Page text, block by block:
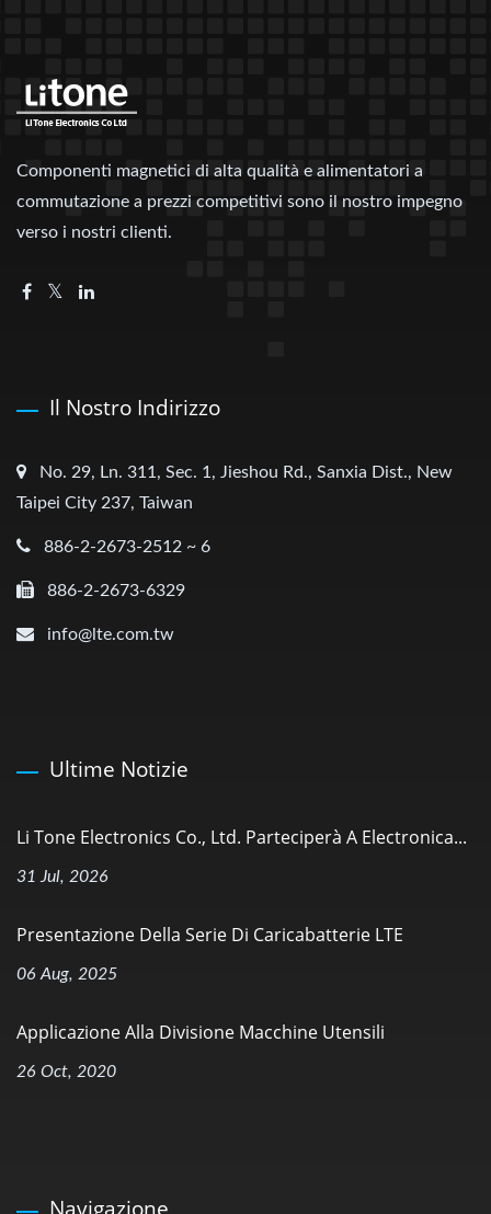
Componenti magnetici di alta qualità e alimentatori a
commutazione a prezzi competitivi sono il nostro impegno
verso i nostri clienti.
Il Nostro Indirizzo
No. 29, Ln. 311, Sec. 1, Jieshou Rd., Sanxia Dist., New
Taipei City 237, Taiwan
886-2-2673-2512 ~ 6
886-2-2673-6329
info@lte.com.tw
Ultime Notizie
Li Tone Electronics Co., Ltd. Parteciperà A Electronica...
31 Jul, 2026
Presentazione Della Serie Di Caricabatterie LTE
06 Aug, 2025
Applicazione Alla Divisione Macchine Utensili
26 Oct, 2020